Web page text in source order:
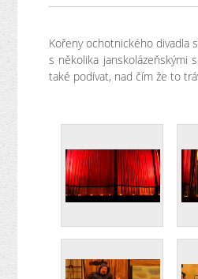
Kořeny ochotnického divadla
s několika janskolázeňskými
také podívat, nad čím že to